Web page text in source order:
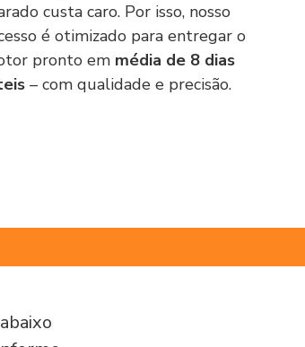
custa caro. Por isso, nosso
é otimizado para entregar o
pronto em média de 8 dias
– com qualidade e precisão.